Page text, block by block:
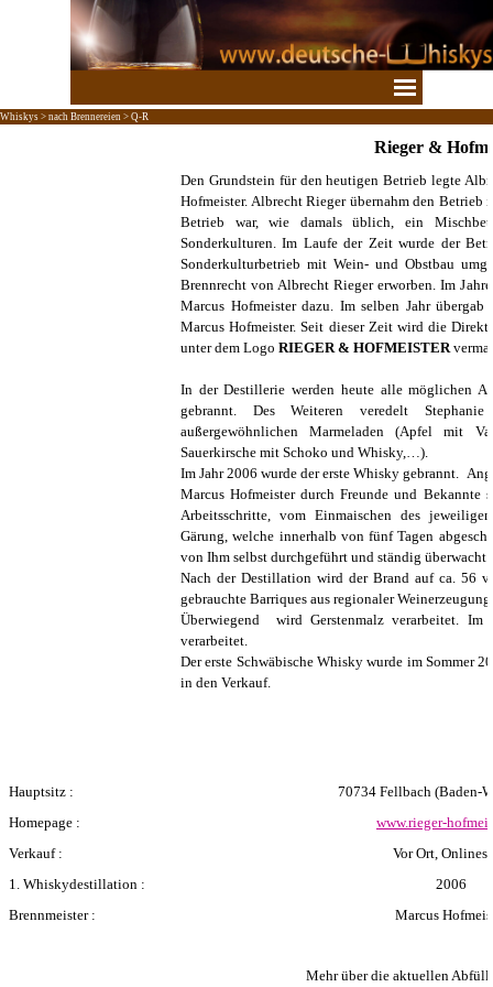
Direkt zum Seiteninhalt
Whiskys > nach Brennereien > Q-R
Rieger &
Den Grundstein für den heutigen Betrieb legte
Hofmeister. Albrecht Rieger übernahm den Betrieb
Betrieb war, wie damals üblich, ein
Sonderkulturen. Im Laufe der Zeit wurde der
Sonderkulturbetrieb mit Wein- und Obstbau
Brennrecht von Albrecht Rieger erworben. Im
Marcus Hofmeister dazu. Im selben Jahr
Marcus Hofmeister. Seit dieser Zeit wird die
unter dem Logo RIEGER & HOFMEISTER
In der Destillerie werden heute alle möglichen
gebrannt. Des Weiteren veredelt
außergewöhnlichen Marmeladen (Apfel mit
Sauerkirsche mit Schoko und Whisky,…).
Im Jahr 2006 wurde der erste Whisky gebrannt.
Marcus Hofmeister durch Freunde und Bekannte
Arbeitsschritte, vom Einmaischen des
Gärung, welche innerhalb von fünf Tagen
von Ihm selbst durchgeführt und ständig überwacht.
Nach der Destillation wird der Brand auf ca. 56
gebrauchte Barriques aus regionaler
Überwiegend wird Gerstenmalz verarbeitet. Im
verarbeitet.
Der erste Schwäbische Whisky wurde im Sommer
in den Verkauf.
Hauptsitz :
70734 Fellbach (Baden-
Homepage :
www.rieger-
Verkauf :
Vor Ort,
1. Whiskydestillation :
2006
Brennmeister :
Marcus
Mehr über die aktuellen